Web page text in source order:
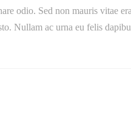
odio. Sed non mauris vitae
Nullam ac urna eu felis